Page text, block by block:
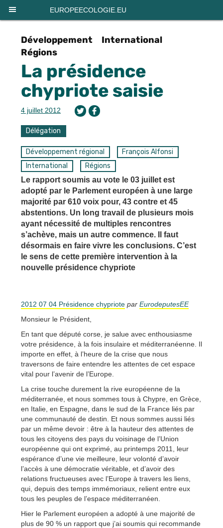
EUROPEECOLOGIE.EU
Développement
International
Régions
La présidence
chypriote saisie
4 juillet 2012
Délégation
Développement régional
François Alfonsi
International
Régions
Le rapport soumis au vote le 03 juillet est
adopté par le Parlement européen à une large
majorité par 610 voix pour, 43 contre et 45
abstentions. Un long travail de plusieurs mois
ayant nécessité de multiples rencontres
s’achève, mais un autre commence. Il faut
désormais en faire vivre les conclusions. C’est
le sens de cette première intervention à la
nouvelle présidence chypriote
2012 07 04 Présidence chypriote par EurodeputesEE
Monsieur le Président,
En tant que député corse, je salue avec enthousiasme
votre présidence, à la fois insulaire et méditerranéenne. Il
importe en effet, à l’heure de la crise que nous
traversons de faire entendre les attentes de cet espace
vital pour l’avenir de l’Europe.
La crise touche durement la rive européenne de la
méditerranée, et nous sommes tous à Chypre, en Grèce,
en Italie, en Espagne, dans le sud de la France liés par
une communauté de destin. Et nous sommes aussi liés
par un même devoir : être à la hauteur des attentes de
tous les citoyens des pays du voisinage de l’Union
européenne qui ont exprimé, au printemps 2011, leur
espérance d’une vie meilleure, leur volonté d’avoir
l’accès à une démocratie véritable, et d’avoir des
relations fructueuses avec l’Europe à travers les liens,
qui, depuis des temps immémoriaux, relient entre eux
tous les peuples de l’espace méditerranéen.
Hier le Parlement européen a adopté à une majorité de
plus de 90 % un rapport que j’ai soumis qui recommande